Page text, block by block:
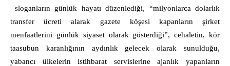
sloganların günlük hayatı düzenlediği, “milyonlarca dolarlık
transfer ücreti alarak gazete köşesi kapanların şirket
menfaatlerini günlük siyaset olarak gösterdiği”, cehaletin, kör
taasubun karanlığının aydınlık gelecek olarak sunulduğu,
yabancı ülkelerin istihbarat servislerine ajanlık yapanların